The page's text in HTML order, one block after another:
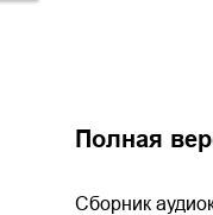
Полная
Сборник